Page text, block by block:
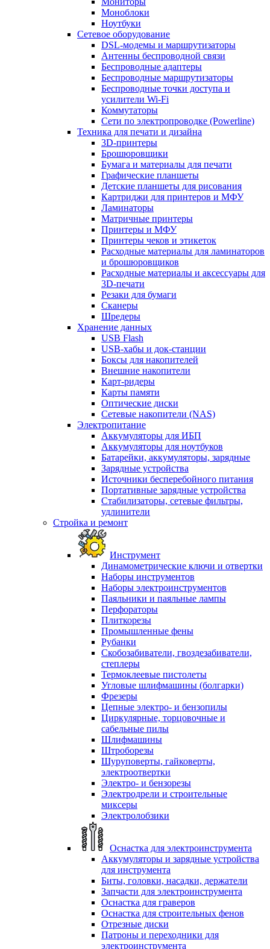
Моноблоки
Ноутбуки
Сетевое оборудование
DSL-модемы и маршрутизаторы
Антенны беспроводной связи
Беспроводные адаптеры
Беспроводные маршрутизаторы
Беспроводные точки доступа и
усилители Wi-Fi
Коммутаторы
Сети по электропроводке (Powerline)
Техника для печати и дизайна
3D-принтеры
Брошюровщики
Бумага и материалы для печати
Графические планшеты
Детские планшеты для рисования
Картриджи для принтеров и МФУ
Ламинаторы
Матричные принтеры
Принтеры и МФУ
Принтеры чеков и этикеток
Расходные материалы для ламинаторов
и брошюровщиков
Расходные материалы и аксессуары для
3D-печати
Резаки для бумаги
Сканеры
Шредеры
Хранение данных
USB Flash
USB-хабы и док-станции
Боксы для накопителей
Внешние накопители
Карт-ридеры
Карты памяти
Оптические диски
Сетевые накопители (NAS)
Электропитание
Аккумуляторы для ИБП
Аккумуляторы для ноутбуков
Батарейки, аккумуляторы, зарядные
Зарядные устройства
Источники бесперебойного питания
Портативные зарядные устройства
Стабилизаторы, сетевые фильтры,
удлинители
Стройка и ремонт
Инструмент
Динамометрические ключи и отвертки
Наборы инструментов
Наборы электроинструментов
Паяльники и паяльные лампы
Перфораторы
Плиткорезы
Промышленные фены
Рубанки
Скобозабиватели, гвоздезабиватели,
степлеры
Термоклеевые пистолеты
Угловые шлифмашины (болгарки)
Фрезеры
Цепные электро- и бензопилы
Циркулярные, торцовочные и
сабельные пилы
Шлифмашины
Штроборезы
Шуруповерты, гайковерты,
электроотвертки
Электро- и бензорезы
Электродрели и строительные
миксеры
Электролобзики
Оснастка для электроинструмента
Аккумуляторы и зарядные устройства
для инструмента
Биты, головки, насадки, держатели
Запчасти для электроинструмента
Оснастка для граверов
Оснастка для строительных фенов
Отрезные диски
Патроны и переходники для
электроинструмента